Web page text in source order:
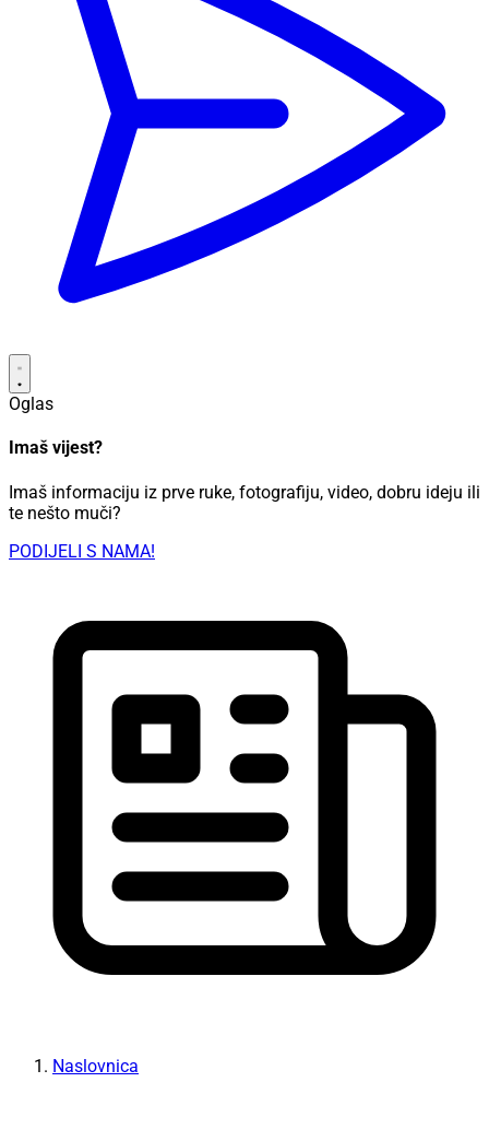
Oglas
Imaš vijest?
Imaš informaciju iz prve ruke, fotografiju, video, dobru ideju ili
te nešto muči?
PODIJELI S NAMA!
Naslovnica